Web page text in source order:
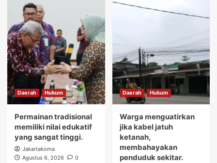
Daerah Hukum
Permainan tradisional
memiliki nilai edukatif
yang sangat tinggi.
Jakartakoma
Agustus 6, 2026
0
Daerah Hukum
Warga menguatirkan
jika kabel jatuh
ketanah,
membahayakan
penduduk sekitar.